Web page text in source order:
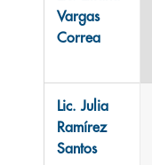
Vargas
Correa
Lic. Julia
Ramírez
Santos